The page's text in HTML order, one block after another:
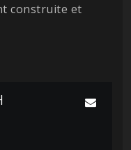
construite et